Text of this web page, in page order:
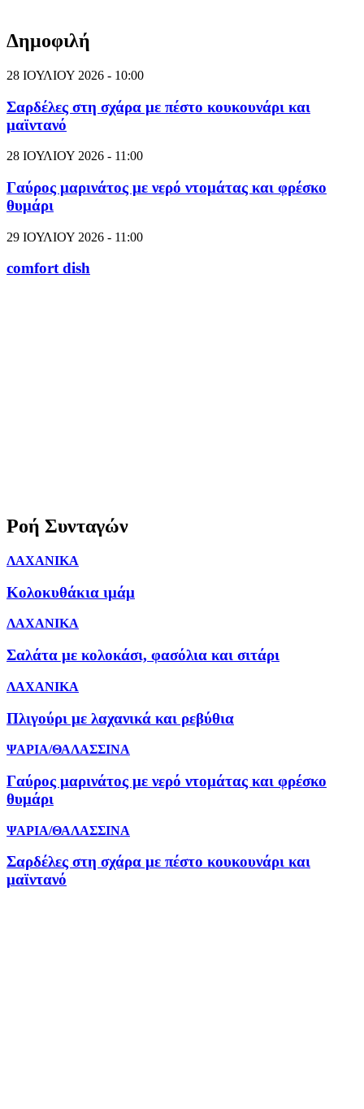
Δημοφιλή
28 ΙΟΥΛΙΟΥ 2026 - 10:00
Σαρδέλες στη σχάρα με πέστο κουκουνάρι και
μαϊντανό
28 ΙΟΥΛΙΟΥ 2026 - 11:00
Γαύρος μαρινάτος με νερό ντομάτας και φρέσκο
θυμάρι
29 ΙΟΥΛΙΟΥ 2026 - 11:00
comfort dish
Ροή Συνταγών
ΛΑΧΑΝΙΚΑ
Κολοκυθάκια ιμάμ
ΛΑΧΑΝΙΚΑ
Σαλάτα με κολοκάσι, φασόλια και σιτάρι
ΛΑΧΑΝΙΚΑ
Πλιγούρι με λαχανικά και ρεβύθια
ΨΑΡΙΑ/ΘΑΛΑΣΣΙΝΑ
Γαύρος μαρινάτος με νερό ντομάτας και φρέσκο
θυμάρι
ΨΑΡΙΑ/ΘΑΛΑΣΣΙΝΑ
Σαρδέλες στη σχάρα με πέστο κουκουνάρι και
μαϊντανό